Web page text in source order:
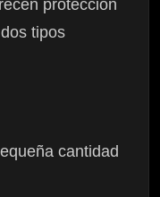
protección
tipos
cantidad